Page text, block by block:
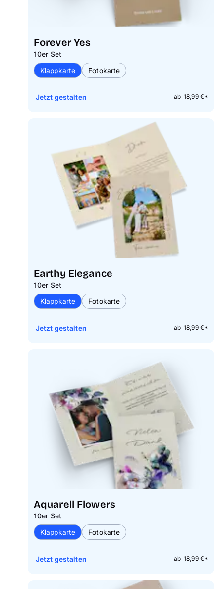
Forever Yes
10er Set
Klappkarte
Fotokarte
ab 18,99 €*
Jetzt gestalten
Earthy Elegance
10er Set
Klappkarte
Fotokarte
ab 18,99 €*
Jetzt gestalten
Aquarell Flowers
10er Set
Klappkarte
Fotokarte
ab 18,99 €*
Jetzt gestalten